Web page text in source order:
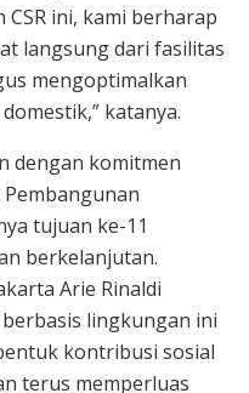
ini, kami berharap
langsung dari fasilitas
mengoptimalkan
katanya.
dengan komitmen
tujuan ke-11
berkelanjutan.
Arie Rinaldi
lingkungan ini
kontribusi sosial
terus memperluas